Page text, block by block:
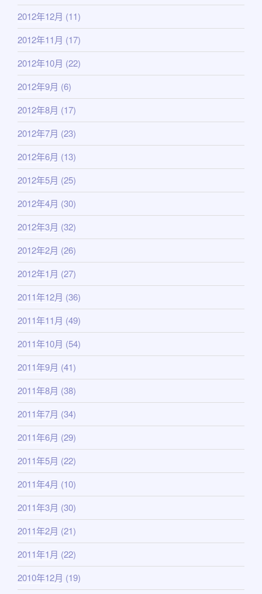
2012年12月 (11)
2012年11月 (17)
2012年10月 (22)
2012年9月 (6)
2012年8月 (17)
2012年7月 (23)
2012年6月 (13)
2012年5月 (25)
2012年4月 (30)
2012年3月 (32)
2012年2月 (26)
2012年1月 (27)
2011年12月 (36)
2011年11月 (49)
2011年10月 (54)
2011年9月 (41)
2011年8月 (38)
2011年7月 (34)
2011年6月 (29)
2011年5月 (22)
2011年4月 (10)
2011年3月 (30)
2011年2月 (21)
2011年1月 (22)
2010年12月 (19)